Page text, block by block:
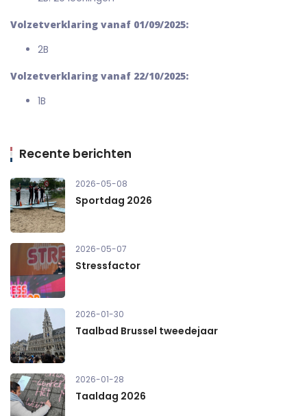
Volzetverklaring vanaf 01/09/2025:
2B
Volzetverklaring vanaf 22/10/2025:
1B
Recente berichten
2026-05-08
Sportdag 2026
2026-05-07
Stressfactor
2026-01-30
Taalbad Brussel tweedejaar
2026-01-28
Taaldag 2026